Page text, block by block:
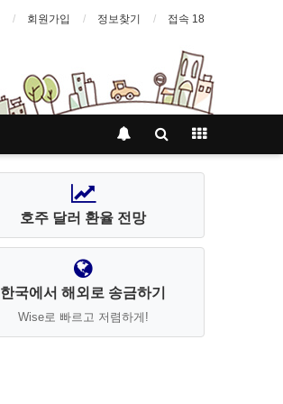
회원가입 정보찾기 접속 18
호주 달러 환율 전망
한국에서 해외로 송금하기
Wise로 빠르고 저렴하게!